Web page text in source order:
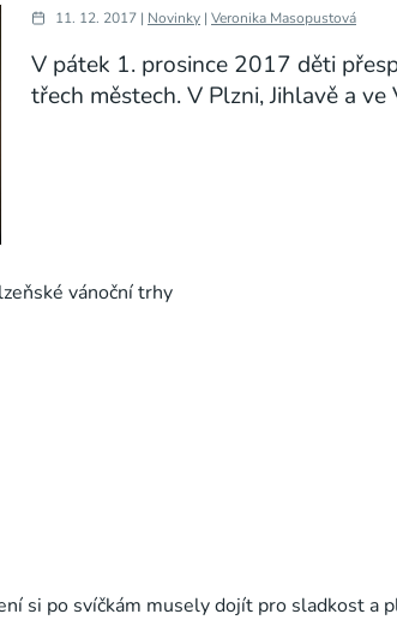
11. 12. 2017 | Novinky | Veronika Masopustová
V pátek 1. prosince 2017 děti
třech městech. V Plzni, Jihlavě a ve
vánoční trhy
si po svíčkám musely dojít pro sladkost a